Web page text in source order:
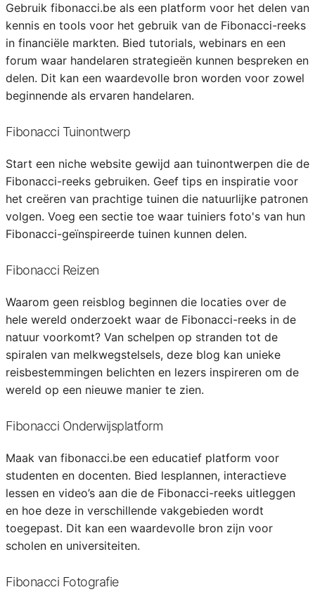
Gebruik fibonacci.be als een platform voor het delen van
kennis en tools voor het gebruik van de Fibonacci-reeks
in financiële markten. Bied tutorials, webinars en een
forum waar handelaren strategieën kunnen bespreken en
delen. Dit kan een waardevolle bron worden voor zowel
beginnende als ervaren handelaren.
Fibonacci Tuinontwerp
Start een niche website gewijd aan tuinontwerpen die de
Fibonacci-reeks gebruiken. Geef tips en inspiratie voor
het creëren van prachtige tuinen die natuurlijke patronen
volgen. Voeg een sectie toe waar tuiniers foto's van hun
Fibonacci-geïnspireerde tuinen kunnen delen.
Fibonacci Reizen
Waarom geen reisblog beginnen die locaties over de
hele wereld onderzoekt waar de Fibonacci-reeks in de
natuur voorkomt? Van schelpen op stranden tot de
spiralen van melkwegstelsels, deze blog kan unieke
reisbestemmingen belichten en lezers inspireren om de
wereld op een nieuwe manier te zien.
Fibonacci Onderwijsplatform
Maak van fibonacci.be een educatief platform voor
studenten en docenten. Bied lesplannen, interactieve
lessen en video’s aan die de Fibonacci-reeks uitleggen
en hoe deze in verschillende vakgebieden wordt
toegepast. Dit kan een waardevolle bron zijn voor
scholen en universiteiten.
Fibonacci Fotografie